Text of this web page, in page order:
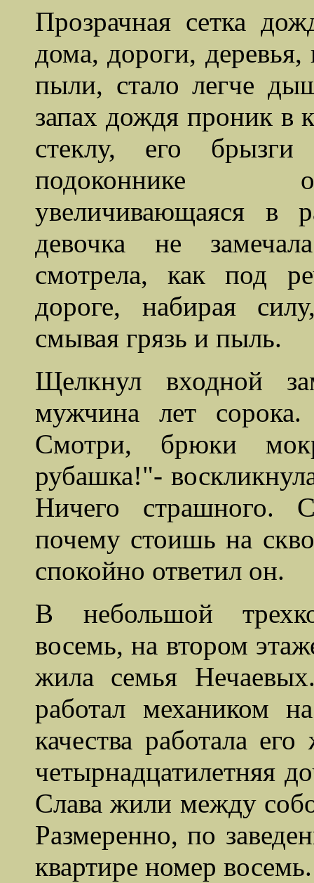
Прозрачная сетка
дома, дороги,
пыли, стало легче
запах дождя проник в
стеклу, его
подоконнике
увеличивающаяся в
девочка не
смотрела, как под
дороге, набирая
смывая грязь и пыль.
Щелкнул входной
мужчина лет
Смотри, брюки
рубашка!"-
Ничего страшного.
почему стоишь на
спокойно ответил он.
В небольшой
восемь, на втором
жила семья
работал механиком
качества работала
четырнадцатилетняя
Слава жили между
Размеренно, по
квартире номер восемь.